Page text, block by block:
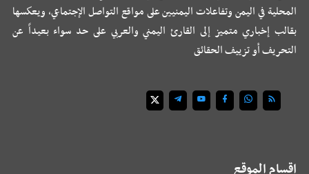
المحلية في اليمن وتفاعلات اليمنيين على مواقع التواصل الإجتماعي، ويعكسها
بقالب إخباري متميز إلى القارئ اليمني والعربي على حد سواء بعيداً عن
التحريف أو تزييف الحقائق
اقسام الموقع